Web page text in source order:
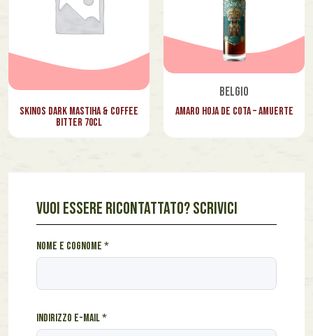
Skinos Dark Mastiha & Coffee
Bitter 70cl
Belgio
Amaro Hoja de Cota – Amuerte
VUOI ESSERE RICONTATTATO? SCRIVICI
Nome e cognome *
Indirizzo e-mail*